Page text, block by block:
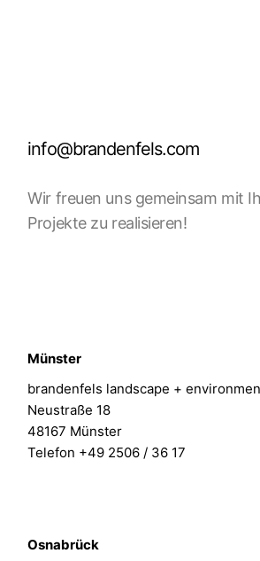
info@brandenfels.com
Wir freuen uns gemeinsam mit
Projekte zu realisieren!
Münster
brandenfels landscape +
Neustraße 18
48167 Münster
Telefon +49 2506 / 36 17
Osnabrück